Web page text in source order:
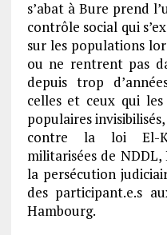
s’abat à Bure prend
contrôle social qui
sur les populations
ou ne rentrent pas
depuis trop
celles et ceux qui
populaires
contre la loi El-
militarisées de
la persécution
des participant.e.s
Hambourg.